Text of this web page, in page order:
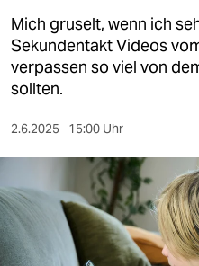
kultur
sport
berlin
nord
verlag
verlag
Mich gruselt, wenn ich
Sekundentakt Videos
verpassen so viel von
sollten.
2.6.2025 15:00 Uhr